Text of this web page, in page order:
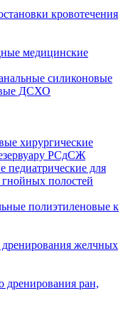
кровотечения
медицинские
силиконовые
ДСХО
хирургические
РСдСЖ
педиатрические для
полостей
полиэтиленовые к
желчных
дренирования ран,